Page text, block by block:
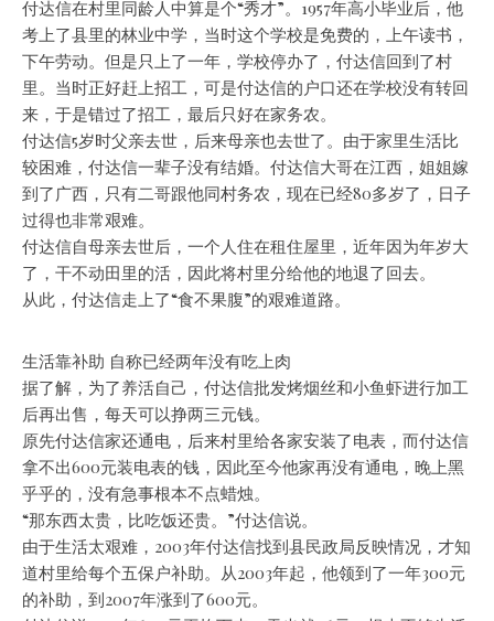
付达信在村里同龄人中算是个“秀才”。1957年高小毕业后，他
考上了县里的林业中学，当时这个学校是免费的，上午读书，
下午劳动。但是只上了一年，学校停办了，付达信回到了村
里。当时正好赶上招工，可是付达信的户口还在学校没有转回
来，于是错过了招工，最后只好在家务农。
付达信5岁时父亲去世，后来母亲也去世了。由于家里生活比
较困难，付达信一辈子没有结婚。付达信大哥在江西，姐姐嫁
到了广西，只有二哥跟他同村务农，现在已经80多岁了，日子
过得也非常艰难。
付达信自母亲去世后，一个人住在租住屋里，近年因为年岁大
了，干不动田里的活，因此将村里分给他的地退了回去。
从此，付达信走上了“食不果腹”的艰难道路。
生活靠补助 自称已经两年没有吃上肉
据了解，为了养活自己，付达信批发烤烟丝和小鱼虾进行加工
后再出售，每天可以挣两三元钱。
原先付达信家还通电，后来村里给各家安装了电表，而付达信
拿不出600元装电表的钱，因此至今他家再没有通电，晚上黑
乎乎的，没有急事根本不点蜡烛。
“那东西太贵，比吃饭还贵。”付达信说。
由于生活太艰难，2003年付达信找到县民政局反映情况，才知
道村里给每个五保户补助。从2003年起，他领到了一年300元
的补助，到2007年涨到了600元。